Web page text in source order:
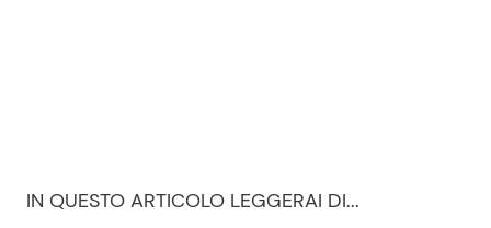
IN QUESTO ARTICOLO LEGGERAI DI...